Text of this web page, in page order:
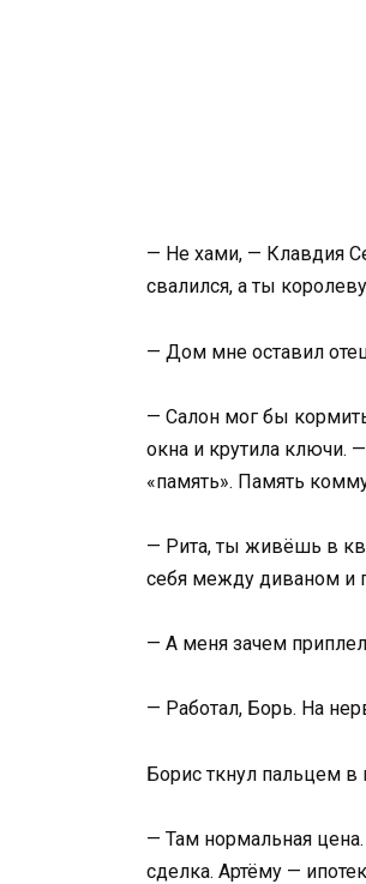
— Не хами, — Клавдия
свалился, а ты
— Дом мне оставил
— Салон мог бы
окна и крутила ключи.
«память». Память
— Рита, ты живёшь в
себя между диваном и
— А меня зачем
— Работал, Борь. На
Борис ткнул пальцем в
— Там нормальная
сделка. Артёму —